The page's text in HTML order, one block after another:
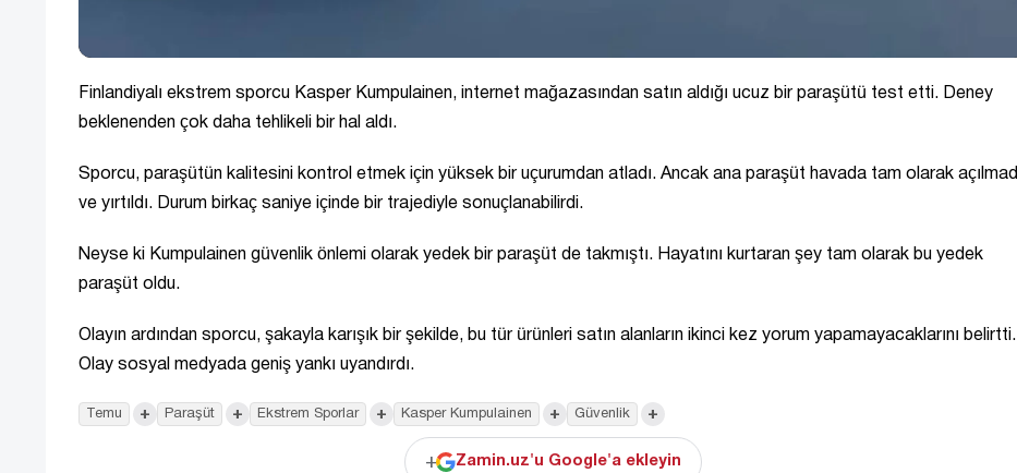
Finlandiyalı ekstrem sporcu Kasper Kumpulainen, internet mağazasından satın aldığı ucuz bir paraşütü test etti. Deney
beklenenden çok daha tehlikeli bir hal aldı.
Sporcu, paraşütün kalitesini kontrol etmek için yüksek bir uçurumdan atladı. Ancak ana paraşüt havada tam olarak açılmadı
ve yırtıldı. Durum birkaç saniye içinde bir trajediyle sonuçlanabilirdi.
Neyse ki Kumpulainen güvenlik önlemi olarak yedek bir paraşüt de takmıştı. Hayatını kurtaran şey tam olarak bu yedek
paraşüt oldu.
Olayın ardından sporcu, şakayla karışık bir şekilde, bu tür ürünleri satın alanların ikinci kez yorum yapamayacaklarını belirtti.
Olay sosyal medyada geniş yankı uyandırdı.
Temu + Paraşüt + Ekstrem Sporlar + Kasper Kumpulainen + Güvenlik +
+ Zamin.uz'u Google'a ekleyin